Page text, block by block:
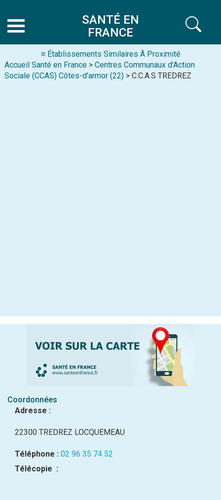
SANTÉ EN
FRANCE
≡ Établissements Similaires À Proximité
Accueil Santé en France > Centres Communaux d'Action
Sociale (CCAS) Côtes-d'armor (22) > C.C.A.S TREDREZ
Coordonnées
Adresse :
22300 TREDREZ LOCQUEMEAU
Téléphone : 02 96 35 74 52
Télécopie :